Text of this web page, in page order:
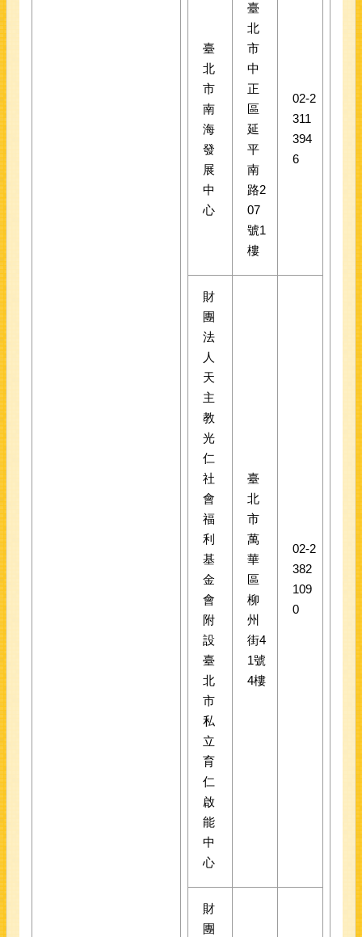
臺
北
市
南
海
發
展
中
心
臺
北
市
中
正
區
延
平
南
路2
07
號1
樓
02-2
311
394
6
財
團
法
人
天
主
教
光
仁
社
會
福
利
基
金
會
附
設
臺
北
市
私
立
育
仁
啟
能
中
心
臺
北
市
萬
華
區
柳
州
街4
1號
4樓
02-2
382
109
0
財
團